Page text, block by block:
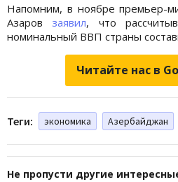
Напомним, в ноябре премьер-
Азаров заявил, что
номинальный ВВП страны
Читайте нас в
Теги: экономика Азербайджан
Не пропусти другие